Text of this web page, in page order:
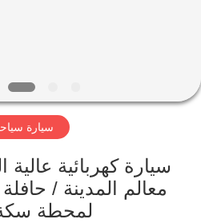
حولنا
المصنع
سيارة
سيارة كهربائية
معالم المدينة /
لمحطة